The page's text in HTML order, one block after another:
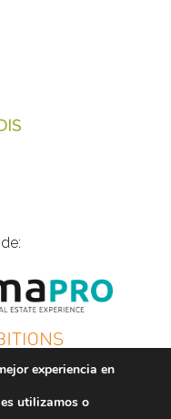
|
experiencia en
utilizamos o